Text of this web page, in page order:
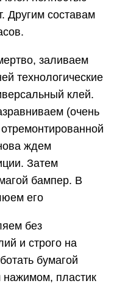
Другим составам
заливаем
технологические
клей.
(очень
ждем
Затем
бампер. В
его
без
и строго на
бумагой
пластик